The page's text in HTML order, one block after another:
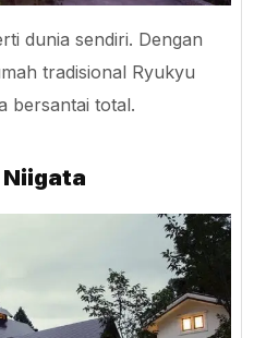
dunia sendiri. Dengan
tradisional Ryukyu
bersantai total.
Niigata